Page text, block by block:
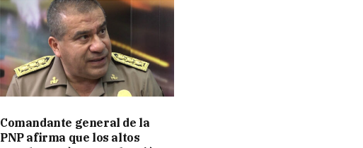
Comandante general de la
PNP afirma que los altos